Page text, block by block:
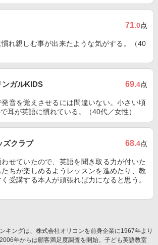
71.0点
れ親しむ事が出来たような気がする。（40
ンガルKIDS 69.4点
音を覚えさせるには間違いない。小さい頃
耳が英語に慣れている。（40代／女性）
ズクラブ 68.4点
せていたので、英語を聞き取る力が付いた
ちが楽しめるようレッスンを進めたり、教
受講する本人が頑張れば力になると思う。
キングは、株式会社オリコンを前身企業に1967年より
年からは顧客満足度調査を開始。子ども英語教室